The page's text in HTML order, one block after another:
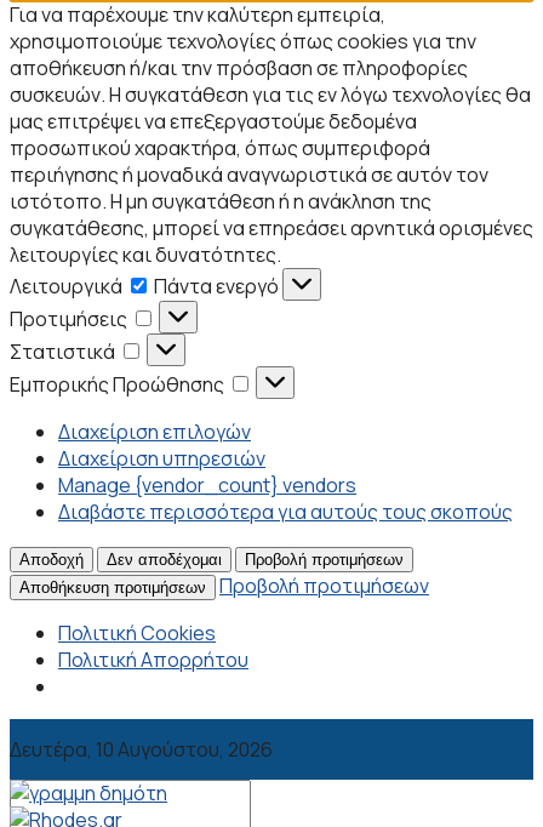
Για να παρέχουμε την καλύτερη εμπειρία,
χρησιμοποιούμε τεχνολογίες όπως cookies για την
αποθήκευση ή/και την πρόσβαση σε πληροφορίες
συσκευών. Η συγκατάθεση για τις εν λόγω τεχνολογίες θα
μας επιτρέψει να επεξεργαστούμε δεδομένα
προσωπικού χαρακτήρα, όπως συμπεριφορά
περιήγησης ή μοναδικά αναγνωριστικά σε αυτόν τον
ιστότοπο. Η μη συγκατάθεση ή η ανάκληση της
συγκατάθεσης, μπορεί να επηρεάσει αρνητικά ορισμένες
λειτουργίες και δυνατότητες.
Λειτουργικά
Λειτουργικά
Πάντα ενεργό
Προτιμήσεις
Προτιμήσεις
Στατιστικά
Στατιστικά
Εμπορικής Προώθησης
Εμπορικής
Προώθησης
Διαχείριση επιλογών
Διαχείριση υπηρεσιών
Manage {vendor_count} vendors
Διαβάστε περισσότερα για αυτούς τους σκοπούς
Αποδοχή Δεν αποδέχομαι
Προβολή προτιμήσεων
Αποθήκευση προτιμήσεων
Προβολή προτιμήσεων
Πολιτική Cookies
Πολιτική Απορρήτου
Δευτέρα, 10 Αυγούστου, 2026